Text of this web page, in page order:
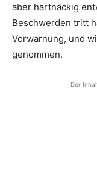
aber hartnäckig
Beschwerden tritt
Vorwarnung, und
genommen.
Der